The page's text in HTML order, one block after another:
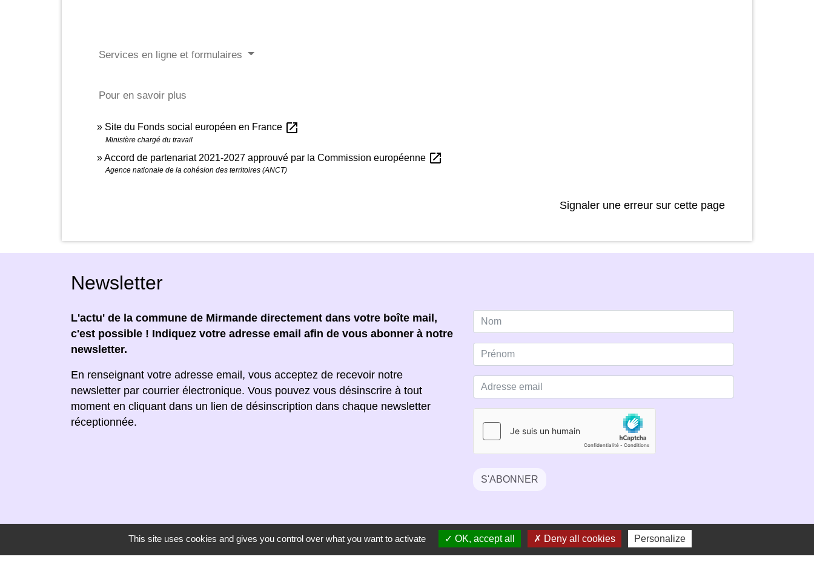
Services en ligne et formulaires
Pour en savoir plus
Site du Fonds social européen en France open_in_new
Ministère chargé du travail
Accord de partenariat 2021-2027 approuvé par la Commission européenne open_in_new
Agence nationale de la cohésion des territoires (ANCT)
Signaler une erreur sur cette page
Newsletter
L'actu' de la commune de Mirmande directement dans votre boîte mail,
c'est possible ! Indiquez votre adresse email afin de vous abonner à notre
newsletter.
En renseignant votre adresse email, vous acceptez de recevoir notre
newsletter par courrier électronique. Vous pouvez vous désinscrire à tout
moment en cliquant dans un lien de désinscription dans chaque newsletter
réceptionnée.
S'ABONNER
This site uses cookies and gives you control over what you want to activate OK, accept all Deny all cookies Personalize